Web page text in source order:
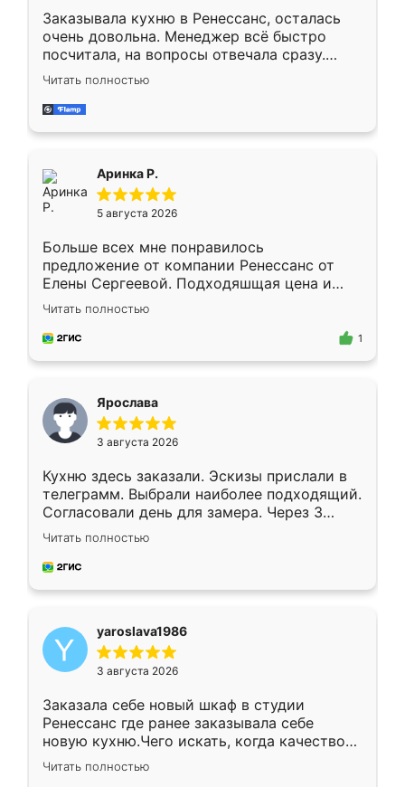
Заказывала кухню в Ренессанс, осталась
очень довольна. Менеджер всё быстро
посчитала, на вопросы отвечала сразу.
Замерщик приехал в субботу, подошёл к
делу со всей ответственностью. Собрали
за день, ребята работали аккуратно, даже
Читать полностью
Аринка Р.
5 августа 2026
Больше всех мне понравилось
предложение от компании Ренессанс от
Елены Сергеевой. Подходяшщая цена и
короткие сроки изготовления. Приехавший
для замера сотрудник Владислав
предложил по моему эскизу самый
Читать полностью
1
Ярослава
3 августа 2026
Кухню здесь заказали. Эскизы прислали в
телеграмм. Выбрали наиболее подходящий.
Согласовали день для замера. Через 3
недели кухня была уже готова. Остались
довольны работой. Спасибо Ренессанс
мебель за качественную работу!
Читать полностью
yaroslava1986
3 августа 2026
Заказала себе новый шкаф в студии
Ренессанс где ранее заказывала себе
новую кухню.Чего искать, когда качеством
вполне довольна. Служит кухня уже почти
два года, нареканий нет.
Читать полностью